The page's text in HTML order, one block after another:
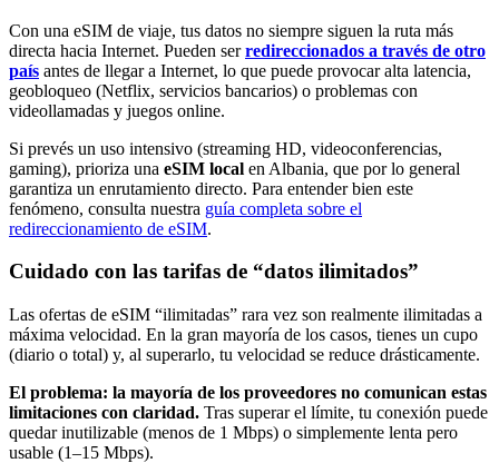
Con una eSIM de viaje, tus datos no siempre siguen la ruta más
directa hacia Internet. Pueden serredireccionados a través de otro
país antes de llegar a Internet, lo que puede provocar alta latencia,
geobloqueo (Netflix, servicios bancarios) o problemas con
videollamadas y juegos online.
Si prevés un uso intensivo (streaming HD, videoconferencias,
gaming), prioriza una eSIM local en Albania, que por lo general
garantiza un enrutamiento directo. Para entender bien este
fenómeno, consulta nuestra guía completa sobre el
redireccionamiento de eSIM.
Cuidado con las tarifas de “datos ilimitados”
Las ofertas de eSIM “ilimitadas” rara vez son realmente ilimitadas a
máxima velocidad. En la gran mayoría de los casos, tienes un cupo
(diario o total) y, al superarlo, tu velocidad se reduce drásticamente.
El problema: la mayoría de los proveedores no comunican estas
limitaciones con claridad. Tras superar el límite, tu conexión puede
quedar inutilizable (menos de 1 Mbps) o simplemente lenta pero
usable (1–15 Mbps).